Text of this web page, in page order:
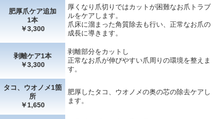
肥厚爪ケア追加
1本
￥3,300
厚くなり爪切りではカットが困難なお爪トラブ
ルをケアします。
爪床に溜まった角質除去も行い、正常なお爪の
成長に導きます。
剥離ケア1本
￥3,300
剥離部分をカットし
正常なお爪が伸びやすい爪周りの環境を整えま
す。
タコ、ウオノメ1箇
所
￥1,650
肥厚したタコ、ウオノメの奥の芯の除去ケアし
ます。